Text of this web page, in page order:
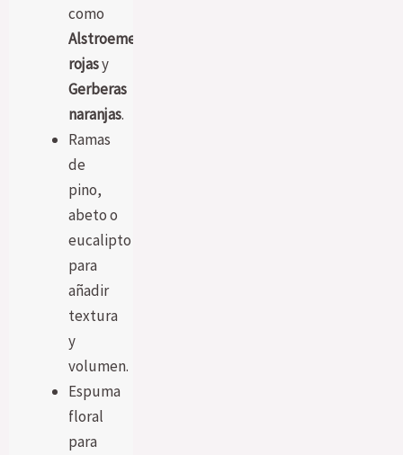
como
Alstroemerias
rojasy
Gerberas
naranjas.
Ramas
de
pino,
abeto o
eucalipto
para
añadir
textura
y
volumen.
Espuma
floral
para